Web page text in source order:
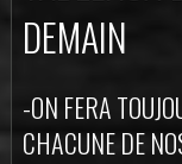
DEMAIN
-ON FERA
CHACUNE DE